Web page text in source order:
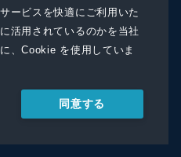
ービスを快適にご利用いた
活用されているのかを当社
、Cookie を使用していま
同意する
イン
を受信する